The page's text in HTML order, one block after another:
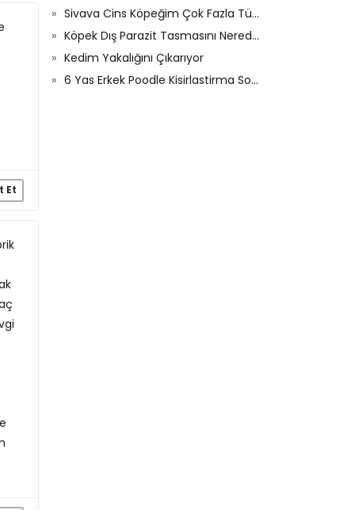
Et
Sivava Cins Köpeğim Çok Fazla Tüy Dökülmesi Var Ne Yapmalıyım
Köpek Dış Parazit Tasmasını Nereden Alıyorsunuz
Kedim Yakalığını Çıkarıyor
6 Yas Erkek Poodle Kisirlastirma Sonrası